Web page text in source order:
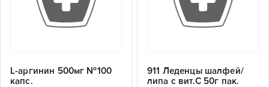
L-аргинин 500мг №100
капс.
911 Леденцы шалфей/
липа с вит.С 50г пак.